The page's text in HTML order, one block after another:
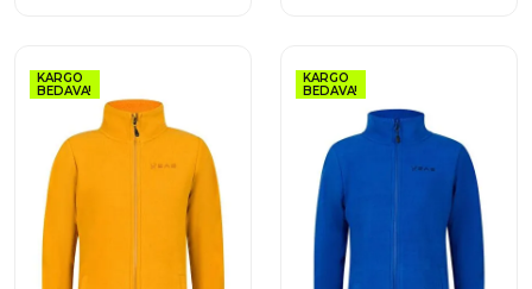
KARGO
BEDAVA!
KARGO
BEDAVA!